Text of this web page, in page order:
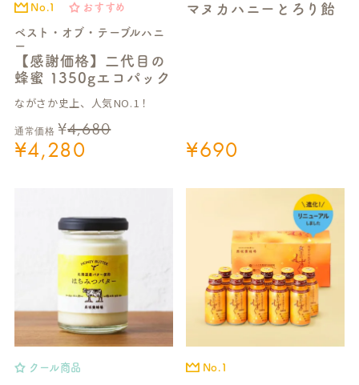
No.1 おすすめ
ベスト・オブ・テーブルハニ
ー
【感謝価格】二代目の
蜂蜜 1350gエコパック
ながさか史上、人気NO.1！
通常価格 ¥4,680
¥4,280
マヌカハニーとろり飴
¥690
クール商品 No.1